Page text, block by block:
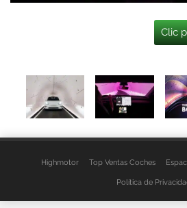
Clic
Highmotor Top Ventas Coches
Política de